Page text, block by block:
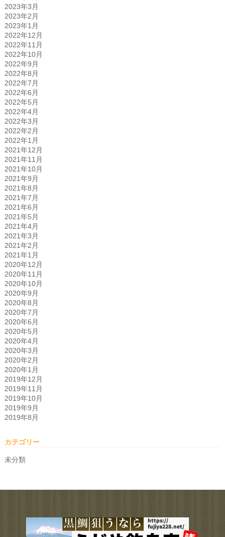
2023年3月
2023年2月
2023年1月
2022年12月
2022年11月
2022年10月
2022年9月
2022年8月
2022年7月
2022年6月
2022年5月
2022年4月
2022年3月
2022年2月
2022年1月
2021年12月
2021年11月
2021年10月
2021年9月
2021年8月
2021年7月
2021年6月
2021年5月
2021年4月
2021年3月
2021年2月
2021年1月
2020年12月
2020年11月
2020年10月
2020年9月
2020年8月
2020年7月
2020年6月
2020年5月
2020年4月
2020年3月
2020年2月
2020年1月
2019年12月
2019年11月
2019年10月
2019年9月
2019年8月
カテゴリー
未分類